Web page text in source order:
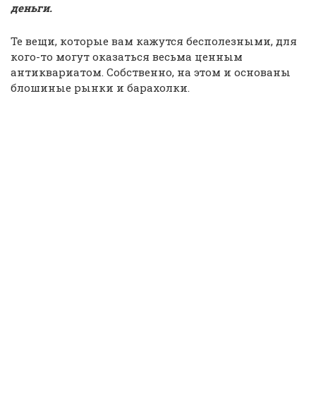
деньги.
Те вещи, которые вам кажутся бесполезными, для
кого-то могут оказаться весьма ценным
антиквариатом. Собственно, на этом и основаны
блошиные рынки и барахолки.